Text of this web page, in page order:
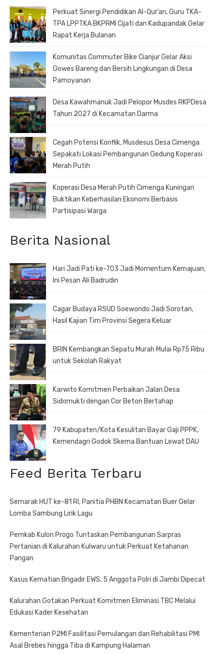
Perkuat Sinergi Pendidikan Al-Qur’an, Guru TKA-
TPA LPPTKA BKPRMI Cijati dan Kadupandak Gelar
Rapat Kerja Bulanan
Komunitas Commuter Bike Cianjur Gelar Aksi
Gowes Bareng dan Bersih Lingkungan di Desa
Pamoyanan
Desa Kawahmanuk Jadi Pelopor Musdes RKPDesa
Tahun 2027 di Kecamatan Darma
Cegah Potensi Konflik, Musdesus Desa Cimenga
Sepakati Lokasi Pembangunan Gedung Koperasi
Merah Putih
Koperasi Desa Merah Putih Cimenga Kuningan
Buktikan Keberhasilan Ekonomi Berbasis
Partisipasi Warga
Berita Nasional
Hari Jadi Pati ke-703 Jadi Momentum Kemajuan,
Ini Pesan Ali Badrudin
Cagar Budaya RSUD Soewondo Jadi Sorotan,
Hasil Kajian Tim Provinsi Segera Keluar
BRIN Kembangkan Sepatu Murah Mulai Rp75 Ribu
untuk Sekolah Rakyat
Karwito Komitmen Perbaikan Jalan Desa
Sidomukti dengan Cor Beton Bertahap
79 Kabupaten/Kota Kesulitan Bayar Gaji PPPK,
Kemendagri Godok Skema Bantuan Lewat DAU
Feed Berita Terbaru
Semarak HUT ke-81 RI, Panitia PHBN Kecamatan Buer Gelar
Lomba Sambung Lirik Lagu
Pemkab Kulon Progo Tuntaskan Pembangunan Sarpras
Pertanian di Kalurahan Kulwaru untuk Perkuat Ketahanan
Pangan
Kasus Kematian Brigadir EWS, 5 Anggota Polri di Jambi Dipecat
Kalurahan Gotakan Perkuat Komitmen Eliminasi TBC Melalui
Edukasi Kader Kesehatan
Kementerian P2MI Fasilitasi Pemulangan dan Rehabilitasi PMI
Asal Brebes hingga Tiba di Kampung Halaman